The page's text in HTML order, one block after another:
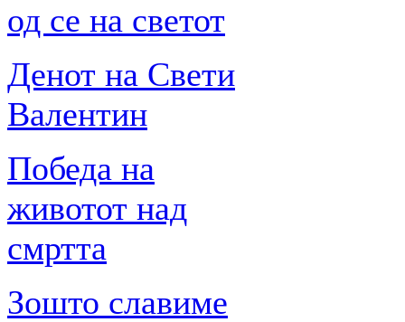
од се на светот
Денот на Свети
Валентин
Победа на
животот над
смртта
Зошто славиме